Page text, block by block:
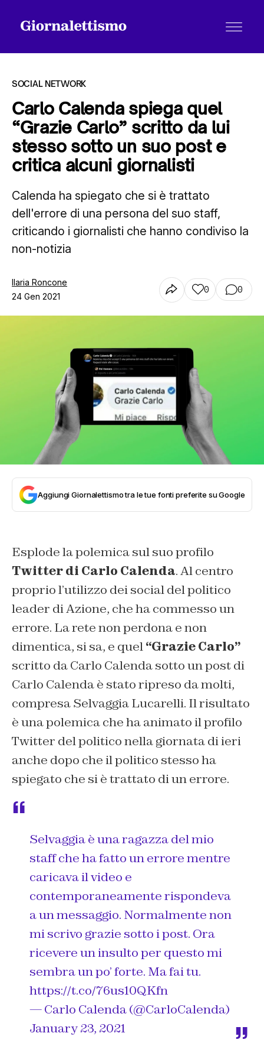
Tutti gli articoli
Contatti
SOCIAL NETWORK
Carlo Calenda spiega quel
“Grazie Carlo” scritto da lui
stesso sotto un suo post e
critica alcuni giornalisti
Calenda ha spiegato che si è trattato
dell'errore di una persona del suo staff,
criticando i giornalisti che hanno condiviso la
non-notizia
Ilaria Roncone
24 Gen 2021
0 0
Aggiungi Giornalettismo tra le tue fonti preferite su Google
Esplode la polemica sul suo profilo
Twitter di Carlo Calenda. Al centro
proprio l’utilizzo dei social del politico
leader di Azione, che ha commesso un
errore. La rete non perdona e non
dimentica, si sa, e quel“Grazie Carlo”
scritto da Carlo Calenda sotto un post di
Carlo Calenda è stato ripreso da molti,
compresa Selvaggia Lucarelli. Il risultato
è una polemica che ha animato il profilo
Twitter del politico nella giornata di ieri
anche dopo che il politico stesso ha
spiegato che si è trattato di un errore.
Selvaggia è una ragazza del mio
staff che ha fatto un errore mentre
caricava il video e
contemporaneamente rispondeva
a un messaggio. Normalmente non
mi scrivo grazie sotto i post. Ora
ricevere un insulto per questo mi
sembra un po’ forte. Ma fai tu.
https://t.co/76us10QKfn
— Carlo Calenda (@CarloCalenda)
January 23, 2021